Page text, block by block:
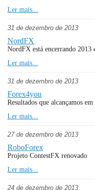
Ler mais...
31 de dezembro de 2013
NordFX
NordFX está encerrando 2013
Ler mais...
31 de dezembro de 2013
Forex4you
Resultados que alcançamos
Ler mais...
27 de dezembro de 2013
RoboForex
Projeto ContestFX renovado
Ler mais...
24 de dezembro de 2013